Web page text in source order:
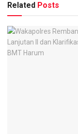
Related Posts